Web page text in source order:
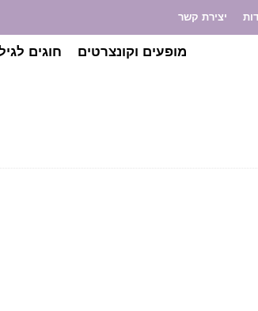
יצירת קשר
מופעים וקונצרטים חוגים